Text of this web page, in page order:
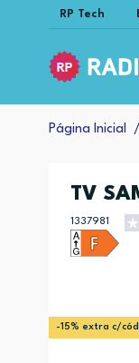
RP Tech
Página Inicial
TV
1337981
-15% extra c/